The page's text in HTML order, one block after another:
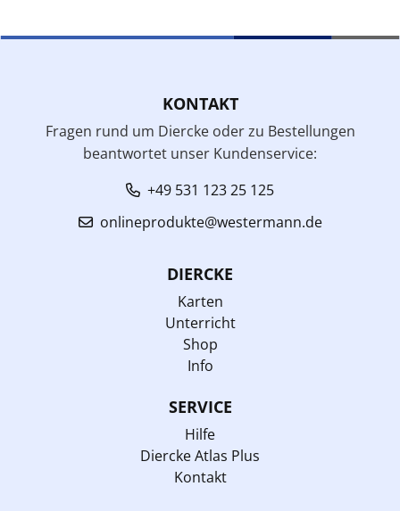
KONTAKT
Fragen rund um Diercke oder zu Bestellungen
beantwortet unser Kundenservice:
+49 531 123 25 125
onlineprodukte@westermann.de
DIERCKE
Karten
Unterricht
Shop
Info
SERVICE
Hilfe
Diercke Atlas Plus
Kontakt